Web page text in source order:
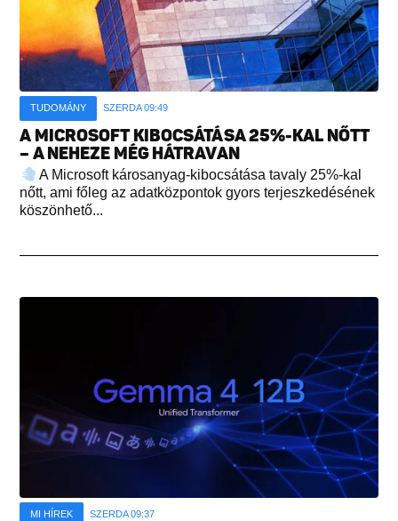
TUDOMÁNY SZERDA 09:49
A MICROSOFT KIBOCSÁTÁSA 25%-KAL NŐTT
– A NEHEZE MÉG HÁTRAVAN
A Microsoft károsanyag-kibocsátása tavaly 25%-kal
nőtt, ami főleg az adatközpontok gyors terjeszkedésének
köszönhető...
MI HÍREK SZERDA 09:37